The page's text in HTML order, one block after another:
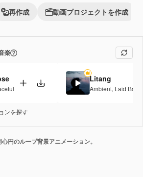
再作成 動画プロジェクトを作成
楽
Litang
Ambient, Laid Back
ンを探す
円のループ背景アニメーション。